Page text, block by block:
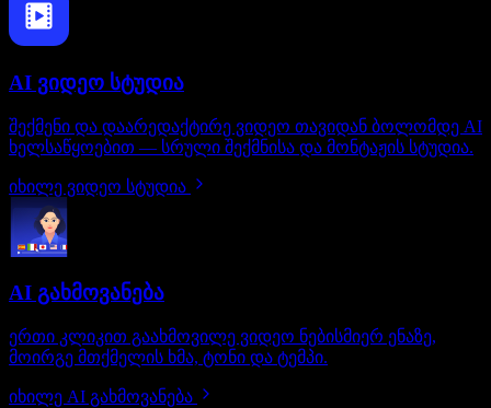
AI ვიდეო სტუდია
შექმენი და დაარედაქტირე ვიდეო თავიდან ბოლომდე AI
ხელსაწყოებით — სრული შექმნისა და მონტაჟის სტუდია.
იხილე ვიდეო სტუდია
AI გახმოვანება
ერთი კლიკით გაახმოვილე ვიდეო ნებისმიერ ენაზე,
მოირგე მთქმელის ხმა, ტონი და ტემპი.
იხილე AI გახმოვანება